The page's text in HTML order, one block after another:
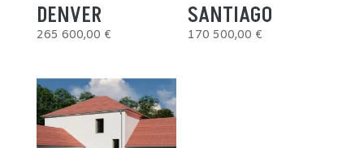
DENVER
265 600,00 €
SANTIAGO
170 500,00 €